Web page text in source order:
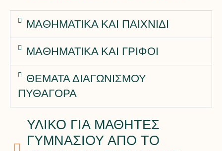
ΜΑΘΗΜΑΤΙΚΑ ΚΑΙ ΠΑΙΧΝΙΔΙ
ΜΑΘΗΜΑΤΙΚΑ ΚΑΙ ΓΡΙΦΟΙ
ΘΕΜΑΤΑ ΔΙΑΓΩΝΙΣΜΟΥ
ΠΥΘΑΓΟΡΑ
ΥΛΙΚΟ ΓΙΑ ΜΑΘΗΤΕΣ
ΓΥΜΝΑΣΙΟΥ ΑΠΟ ΤΟ